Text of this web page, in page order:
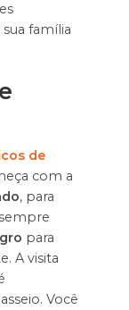
família
de
com a
, para
para
A visita
Você